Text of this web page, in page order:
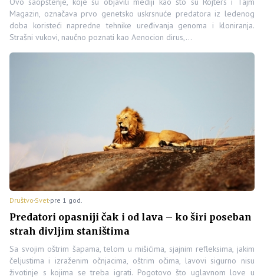
Magazin, označava prvo genetsko uskrsnuće predatora iz ledenog
doba koristeći napredne tehnike uređivanja genoma i kloniranja.
Strašni vukovi, naučno poznati kao Aenocion dirus,…
Društvo Svet pre 1 god.
Predatori opasniji čak i od lava – ko širi poseban
strah divljim staništima
Sa svojim oštrim šapama, telom u mišićima, sjajnim refleksima, jakim
čeljustima i izraženim očnjacima, oštrim očima, lavovi sigurno nisu
životinje s kojima se treba igrati. Pogotovo što uglavnom love u